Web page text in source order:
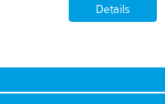
Details